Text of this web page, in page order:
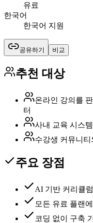
유료
한국어
한국어 지원
공유하기 비교
추천 대상
온라인 강의를
터
사내 교육 시스
수강생 커뮤니
주요 장점
AI 기반 커리큘
모든 유료 플랜
코딩 없이 구축